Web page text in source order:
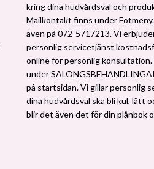
kring dina hudvårdsval och
Mailkontakt finns under
även på 072-5717213. Vi
personlig servicetjänst
online för personlig
under
på startsidan. Vi gillar personlig
dina hudvårdsval ska bli kul, lätt
blir det även det för din plånbok